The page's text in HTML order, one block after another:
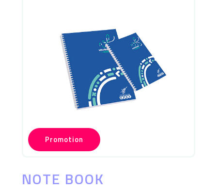
Promotion
NOTE BOOK